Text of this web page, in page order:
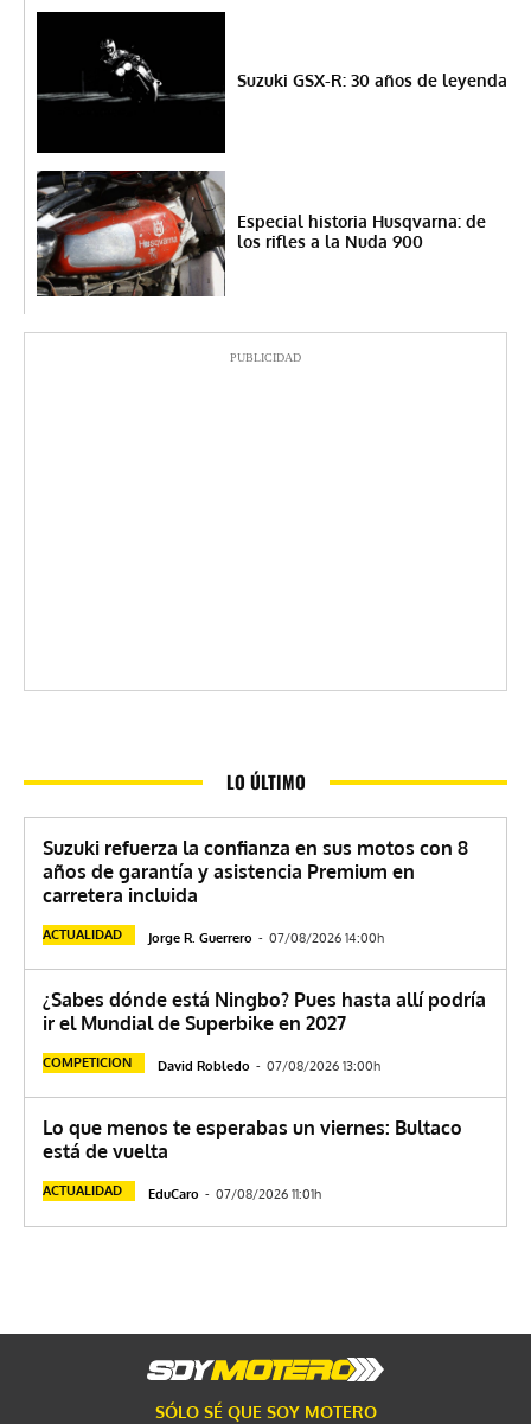
Suzuki GSX-R: 30 años de leyenda
Especial historia Husqvarna: de
los rifles a la Nuda 900
PUBLICIDAD
LO ÚLTIMO
Suzuki refuerza la confianza en sus motos con 8
años de garantía y asistencia Premium en
carretera incluida
ACTUALIDAD Jorge R. Guerrero - 07/08/2026 14:00h
¿Sabes dónde está Ningbo? Pues hasta allí podría
ir el Mundial de Superbike en 2027
COMPETICION David Robledo - 07/08/2026 13:00h
Lo que menos te esperabas un viernes: Bultaco
está de vuelta
ACTUALIDAD EduCaro - 07/08/2026 11:01h
SÓLO SÉ QUE SOY MOTERO